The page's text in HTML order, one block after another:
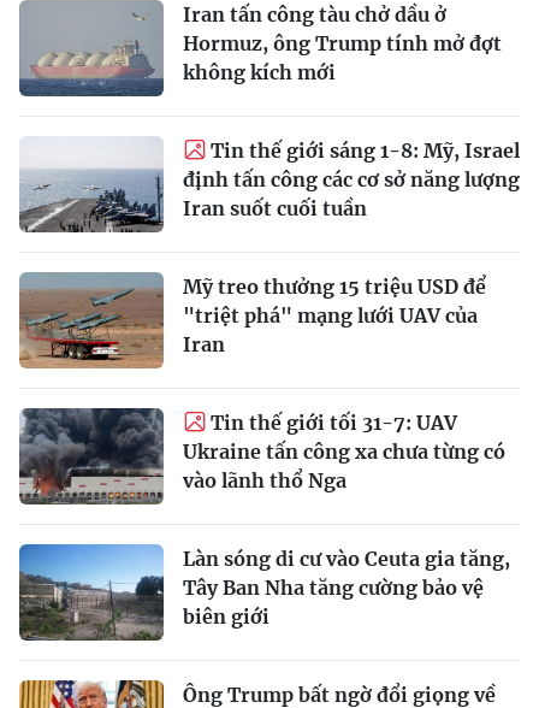
Iran tấn công tàu chở dầu ở
Hormuz, ông Trump tính mở đợt
không kích mới
Tin thế giới sáng 1-8: Mỹ, Israel
định tấn công các cơ sở năng lượng
Iran suốt cuối tuần
Mỹ treo thưởng 15 triệu USD để
"triệt phá" mạng lưới UAV của
Iran
Tin thế giới tối 31-7: UAV
Ukraine tấn công xa chưa từng có
vào lãnh thổ Nga
Làn sóng di cư vào Ceuta gia tăng,
Tây Ban Nha tăng cường bảo vệ
biên giới
Ông Trump bất ngờ đổi giọng về